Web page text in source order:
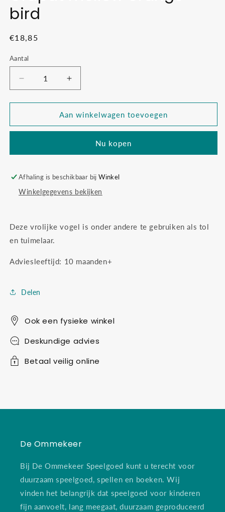
bird
Normale
€18,85
Aantal
Aantal
verlagen
voor
mellow
Aantal
verhogen
voor
Grapat
mellow
Aan winkelwagen toevoegen
Nu kopen
Afhaling is beschikbaar bijWinkel
Winkelgegevens bekijken
Deze vrolijke vogel is onder andere te gebruiken als tol
en tuimelaar.
Adviesleeftijd: 10 maanden+
Delen
Ook een fysieke winkel
Deskundige advies
Betaal veilig online
De Ommekeer
Bij De Ommekeer Speelgoed kunt u terecht voor
duurzaam speelgoed, spellen en boeken. Wij
vinden het belangrijk dat speelgoed voor kinderen
fijn aanvoelt, lang meegaat, duurzaam geproduceerd